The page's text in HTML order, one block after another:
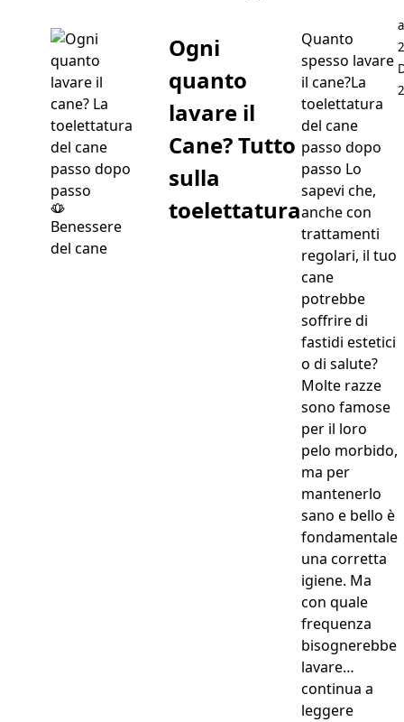
Benessere
del cane
Ogni
quanto
lavare il
Cane? Tutto
sulla
toelettatura
Quanto
spesso lavare
il cane?La
toelettatura
del cane
passo dopo
passo Lo
sapevi che,
anche con
trattamenti
regolari, il tuo
cane
potrebbe
soffrire di
fastidi estetici
o di salute?
Molte razze
sono famose
per il loro
pelo morbido,
ma per
mantenerlo
sano e bello è
fondamentale
una corretta
igiene. Ma
con quale
frequenza
bisognerebbe
lavare…
continua a
leggere“Ogni